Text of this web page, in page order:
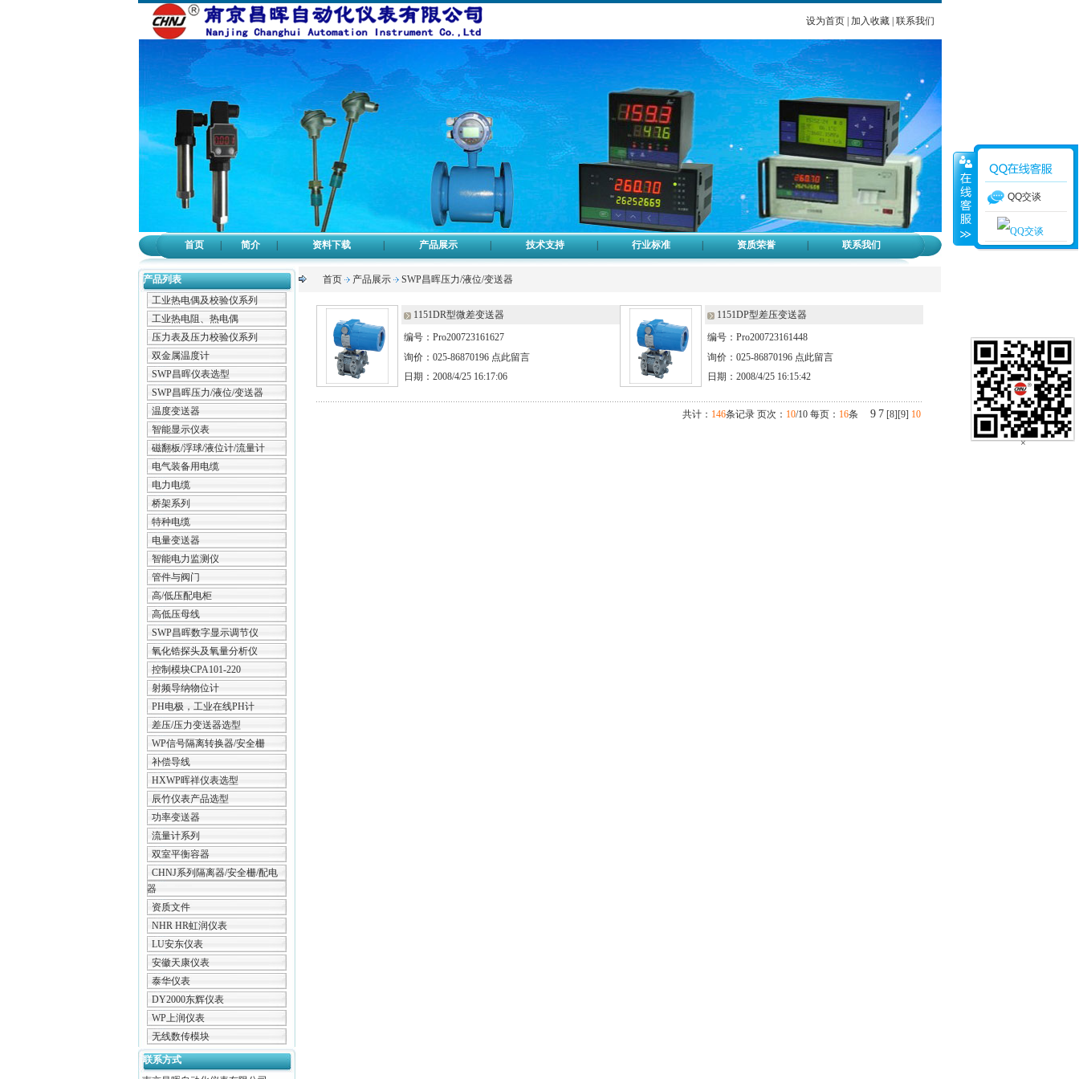
设为首页| 加入收藏| 联系我们
2
首页
简介 资料下载 产品展示 技术支持 行业标准 资质荣誉 联系我们
产品列表
工业热电偶及校验仪系列
工业热电阻、热电偶
压力表及压力校验仪系列
双金属温度计
SWP昌晖仪表选型
SWP昌晖压力/液位/变送器
温度变送器
智能显示仪表
磁翻板/浮球/液位计/流量计
电气装备用电缆
电力电缆
桥架系列
特种电缆
电量变送器
智能电力监测仪
管件与阀门
高/低压配电柜
高低压母线
SWP昌晖数字显示调节仪
氧化锆探头及氧量分析仪
控制模块CPA101-220
射频导纳物位计
PH电极，工业在线PH计
差压/压力变送器选型
WP信号隔离转换器/安全栅
补偿导线
HXWP晖祥仪表选型
辰竹仪表产品选型
功率变送器
流量计系列
双室平衡容器
CHNJ系列隔离器/安全栅/配电
器
资质文件
NHR HR虹润仪表
LU安东仪表
安徽天康仪表
泰华仪表
DY2000东辉仪表
WP上润仪表
无线数传模块
联系方式
首页 产品展示 SWP昌晖压力/液位/变送器
1151DR型微差变送器
编号：Pro200723161627
询价：025-86870196 点此留言
日期：2008/4/25 16:17:06
1151DP型差压变送器
编号：Pro200723161448
询价：025-86870196 点此留言
日期：2008/4/25 16:15:42
共计： 146条记录 页次： 10/10 每页： 16条 9 7 [8][9] 10
×
QQ交谈